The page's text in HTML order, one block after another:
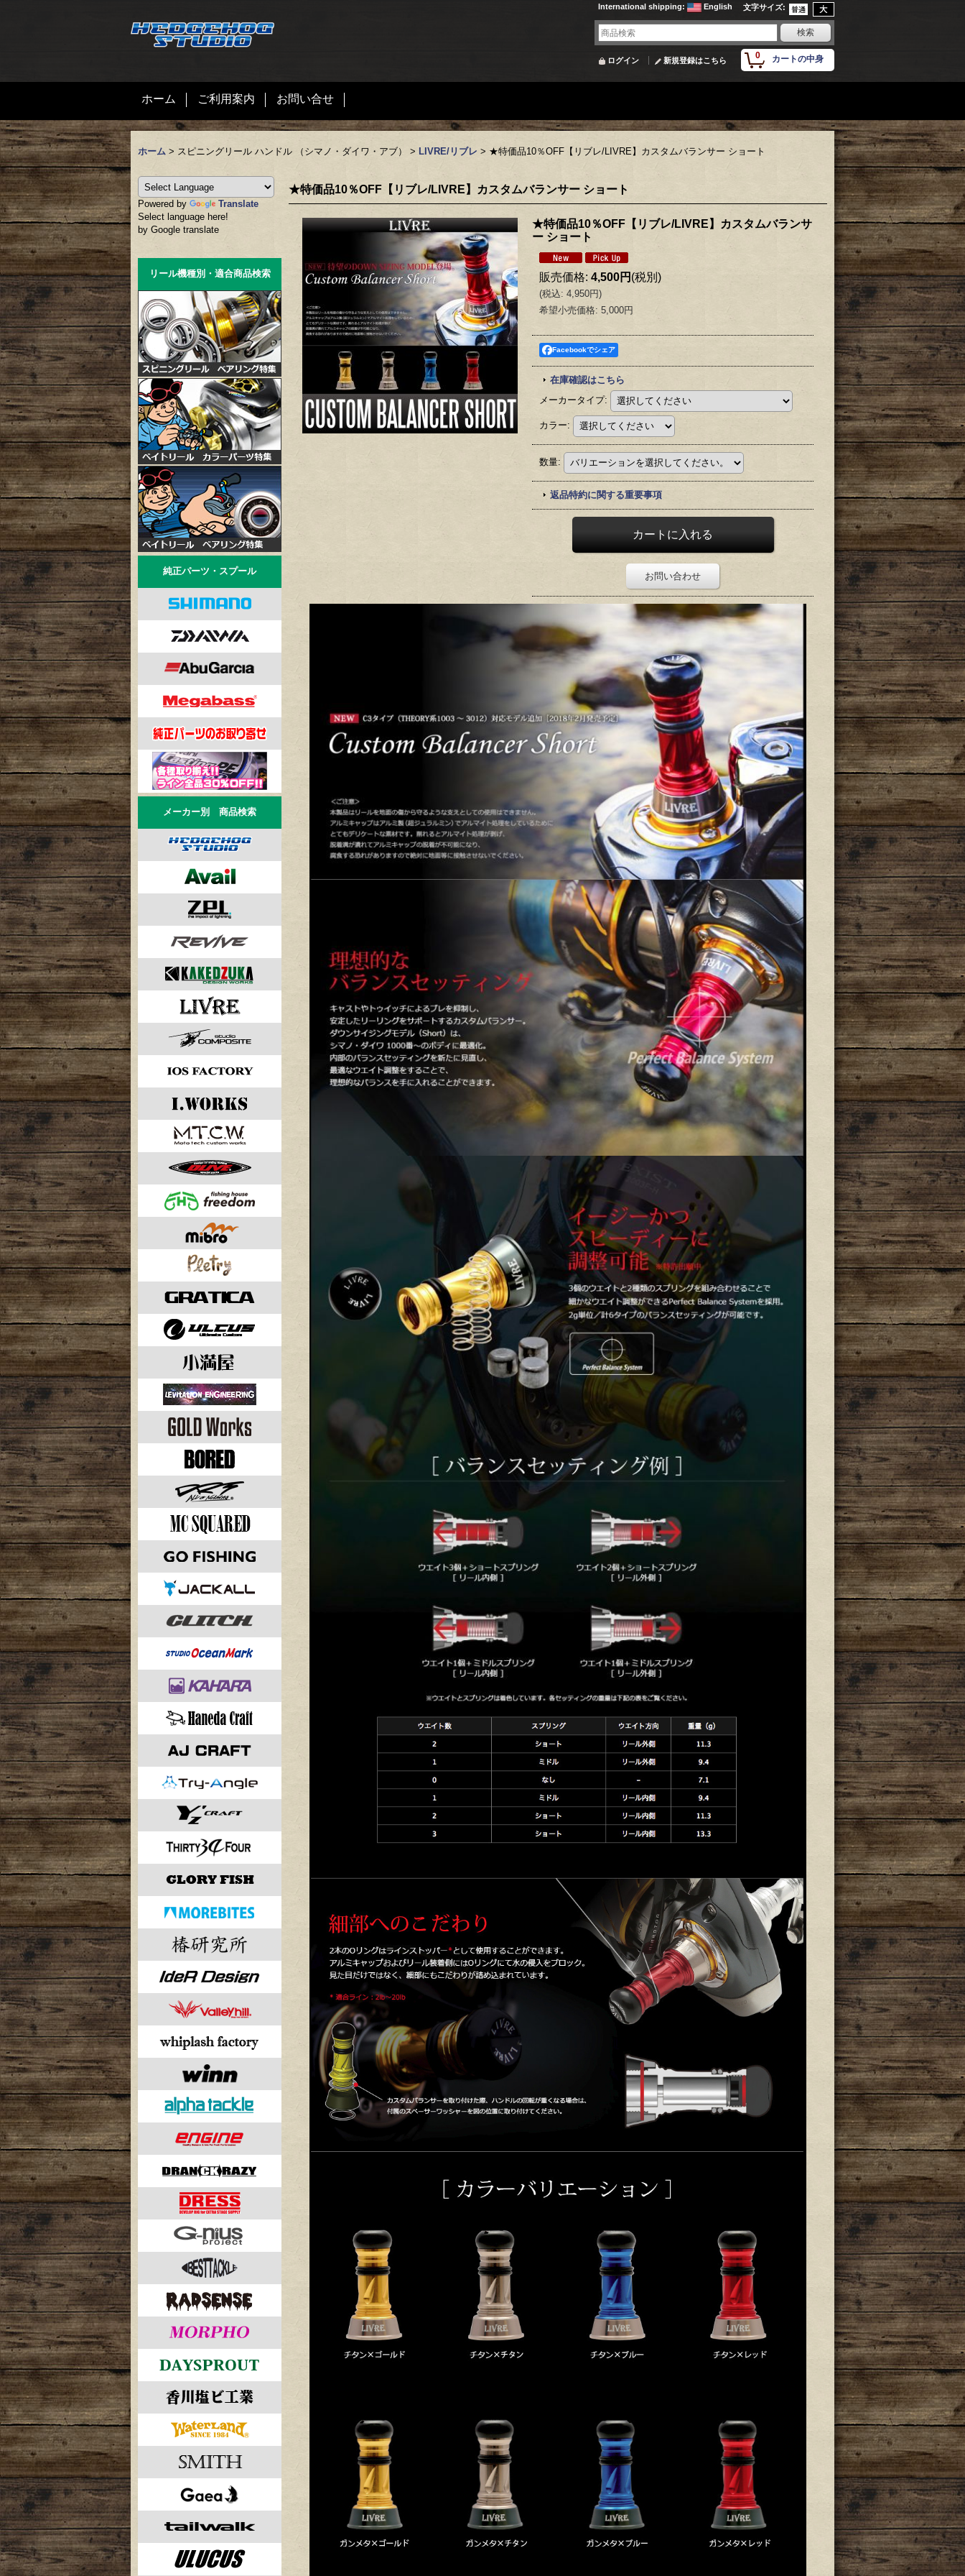
文字サイズ:
International shipping: English
0 カートの中身
ログイン 新規登録はこちら
ホーム ご利用案内 お問い合せ
ホーム > スピニングリール ハンドル （シマノ・ダイワ・アブ） > LIVRE/リブレ > ★特価品10％OFF【リブレ/LIVRE】カスタムバランサー ショート
Powered by
Translate
Select language here!
by Google translate
リール機種別・適合商品検索
純正パーツ・スプール
メーカー別 商品検索
★特価品10％OFF【リブレ/LIVRE】カスタムバランサー ショート
★特価品10％OFF【リブレ/LIVRE】カスタムバランサ
ー ショート
販売価格: 4,500円 (税別)
(税込: 4,950円)
希望小売価格: 5,000円
Facebookでシェア
在庫確認はこちら
メーカータイプ:
カラー:
数量:
返品特約に関する重要事項
お問い合わせ